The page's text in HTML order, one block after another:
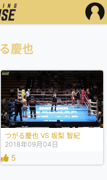
慶也
つがる慶也 VS 坂梨 智紀
2018年09月04日
5